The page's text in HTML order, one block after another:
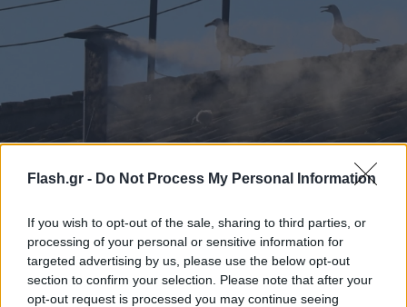
Flash.gr - Do Not Process My Personal Information
If you wish to opt-out of the sale, sharing to third parties, or
processing of your personal or sensitive information for
targeted advertising by us, please use the below opt-out
section to confirm your selection. Please note that after your
opt-out request is processed you may continue seeing
Εκλογή νέου Πάπα: Πώς «υποδέχτηκαν» οι γλάροι
του Κονκλάβιου τον λευκό καπνό - «Πάρτι» στα
social
Η μακρά αναμονή του Κονκλάβιου έκανε τους χιλιάδες πιστούς
να ασχοληθούν με τους γλάρους που ανέμελα κάθονταν κοντά
στην καμινάδα.